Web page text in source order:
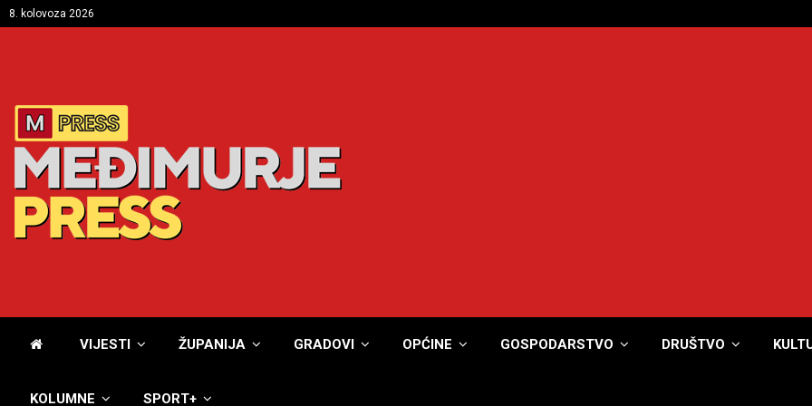
8. kolovoza 2026
VIJESTI ŽUPANIJA GRADOVI OPĆINE GOSPODARSTVO DRUŠTVO
KOLUMNE SPORT+